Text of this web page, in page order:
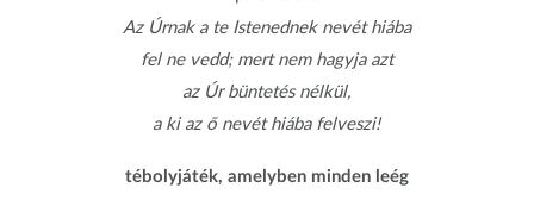
Az Úrnak a te Istenednek nevét hiába
fel ne vedd; mert nem hagyja azt
az Úr büntetés nélkül,
a ki az ő nevét hiába felveszi!
tébolyjáték, amelyben minden leég